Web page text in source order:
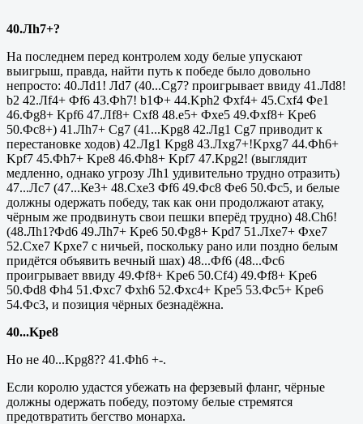
40.Лh7+?
На последнем перед контролем ходу белые упускают
выигрыш, правда, найти путь к победе было довольно
непросто: 40.Лd1! Лd7 (40...Cg7? проигрывает ввиду 41.Лd8!
b2 42.Лf4+ Фf6 43.Фh7! b1Ф+ 44.Kph2 Фxf4+ 45.Cxf4 Фе1
46.Фg8+ Kpf6 47.Лf8+ Cxf8 48.e5+ Фxe5 49.Фxf8+ Kpe6
50.Фс8+) 41.Лh7+ Cg7 (41...Kpg8 42.Лg1 Cg7 приводит к
перестановке ходов) 42.Лg1 Kpg8 43.Лxg7+!Kpxg7 44.Фh6+
Kpf7 45.Фh7+ Kpe8 46.Фh8+ Kpf7 47.Kpg2! (выглядит
медленно, однако угрозу Лh1 удивительно трудно отразить)
47...Лс7 (47...Ке3+ 48.Cxe3 Фf6 49.Фс8 Фе6 50.Фс5, и белые
должны одержать победу, так как они продолжают атаку,
чёрным же продвинуть свои пешки вперёд трудно) 48.Ch6!
(48.Лh1?Фd6 49.Лh7+ Kpe6 50.Фg8+ Kpd7 51.Лxe7+ Фxe7
52.Cxe7 Kpxe7 с ничьей, поскольку рано или поздно белым
придётся объявить вечный шах) 48...Фf6 (48...Фс6
проигрывает ввиду 49.Фf8+ Kpe6 50.Cf4) 49.Фf8+ Kpe6
50.Фd8 Фh4 51.Фxc7 Фxh6 52.Фxc4+ Kpe5 53.Фс5+ Kpe6
54.Фс3, и позиция чёрных безнадёжна.
40...Kpe8
Но не 40...Kpg8?? 41.Фh6 +-.
Если королю удастся убежать на ферзевый фланг, чёрные
должны одержать победу, поэтому белые стремятся
предотвратить бегство монарха.